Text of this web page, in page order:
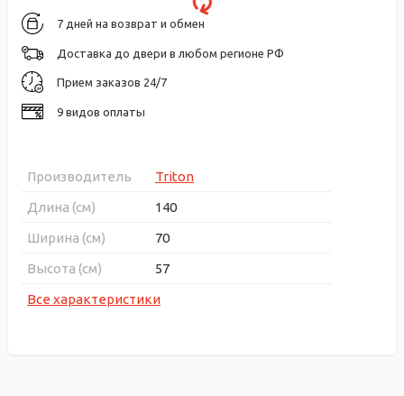
7 дней на возврат и обмен
Доставка до двери в любом регионе РФ
Прием заказов 24/7
9 видов оплаты
Производитель
Triton
Длина (см)
140
Ширина (см)
70
Высота (см)
57
Все характеристики